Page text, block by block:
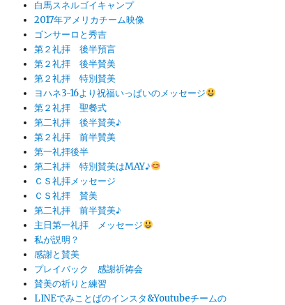
白馬スネルゴイキャンプ
2017年アメリカチーム映像
ゴンサーロと秀吉
第２礼拝 後半預言
第２礼拝 後半賛美
第２礼拝 特別賛美
ヨハネ3-16より祝福いっぱいのメッセージ
第２礼拝 聖餐式
第二礼拝 後半賛美♪
第２礼拝 前半賛美
第一礼拝後半
第二礼拝 特別賛美はMAY♪
ＣＳ礼拝メッセージ
ＣＳ礼拝 賛美
第二礼拝 前半賛美♪
主日第一礼拝 メッセージ
私が説明？
感謝と賛美
プレイバック 感謝祈祷会
賛美の祈りと練習
LINEでみことばのインスタ&Youtubeチームの